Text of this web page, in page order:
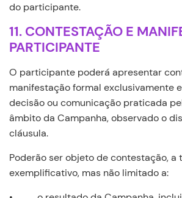
do participante.
11. CONTESTAÇÃO E
PARTICIPANTE
O participante poderá apresentar
manifestação formal exclusivamente
decisão ou comunicação praticada
âmbito da Campanha, observado o
cláusula.
Poderão ser objeto de contestação, a
exemplificativo, mas não limitado a: